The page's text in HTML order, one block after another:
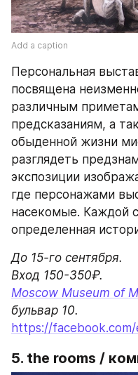
Add a caption
Персональная
посвящена
различным
предсказаниям, а
обыденной жизни
разглядеть
экспозиции
где персонажами
насекомые. Каждой
определенная
До 15-го сентября.
Moscow Museum of
https://
5. the rooms /